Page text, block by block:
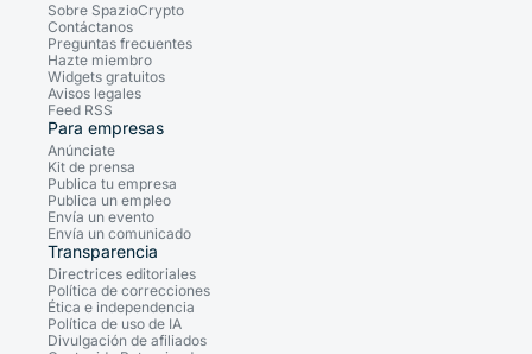
Sobre SpazioCrypto
Contáctanos
Preguntas frecuentes
Hazte miembro
Widgets gratuitos
Avisos legales
Feed RSS
Para empresas
Anúnciate
Kit de prensa
Publica tu empresa
Publica un empleo
Envía un evento
Envía un comunicado
Transparencia
Directrices editoriales
Política de correcciones
Ética e independencia
Política de uso de IA
Divulgación de afiliados